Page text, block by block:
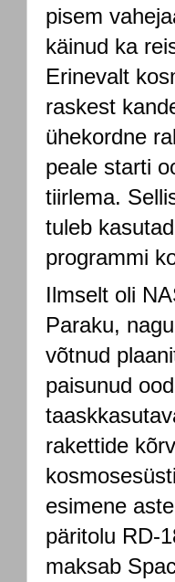
pisem
käinud ka
Erinevalt
raskest
ühekordne
peale starti
tiirlema.
tuleb
programmi
Ilmselt oli
Paraku,
võtnud
paisunud
rakettide
esimene
päritolu RD-
maksab